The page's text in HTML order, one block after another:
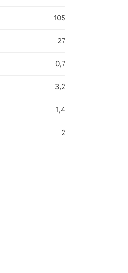
105
27
0,7
3,2
1,4
2